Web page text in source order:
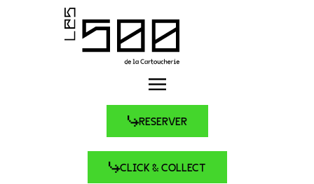
RESERVER
CLICK & COLLECT